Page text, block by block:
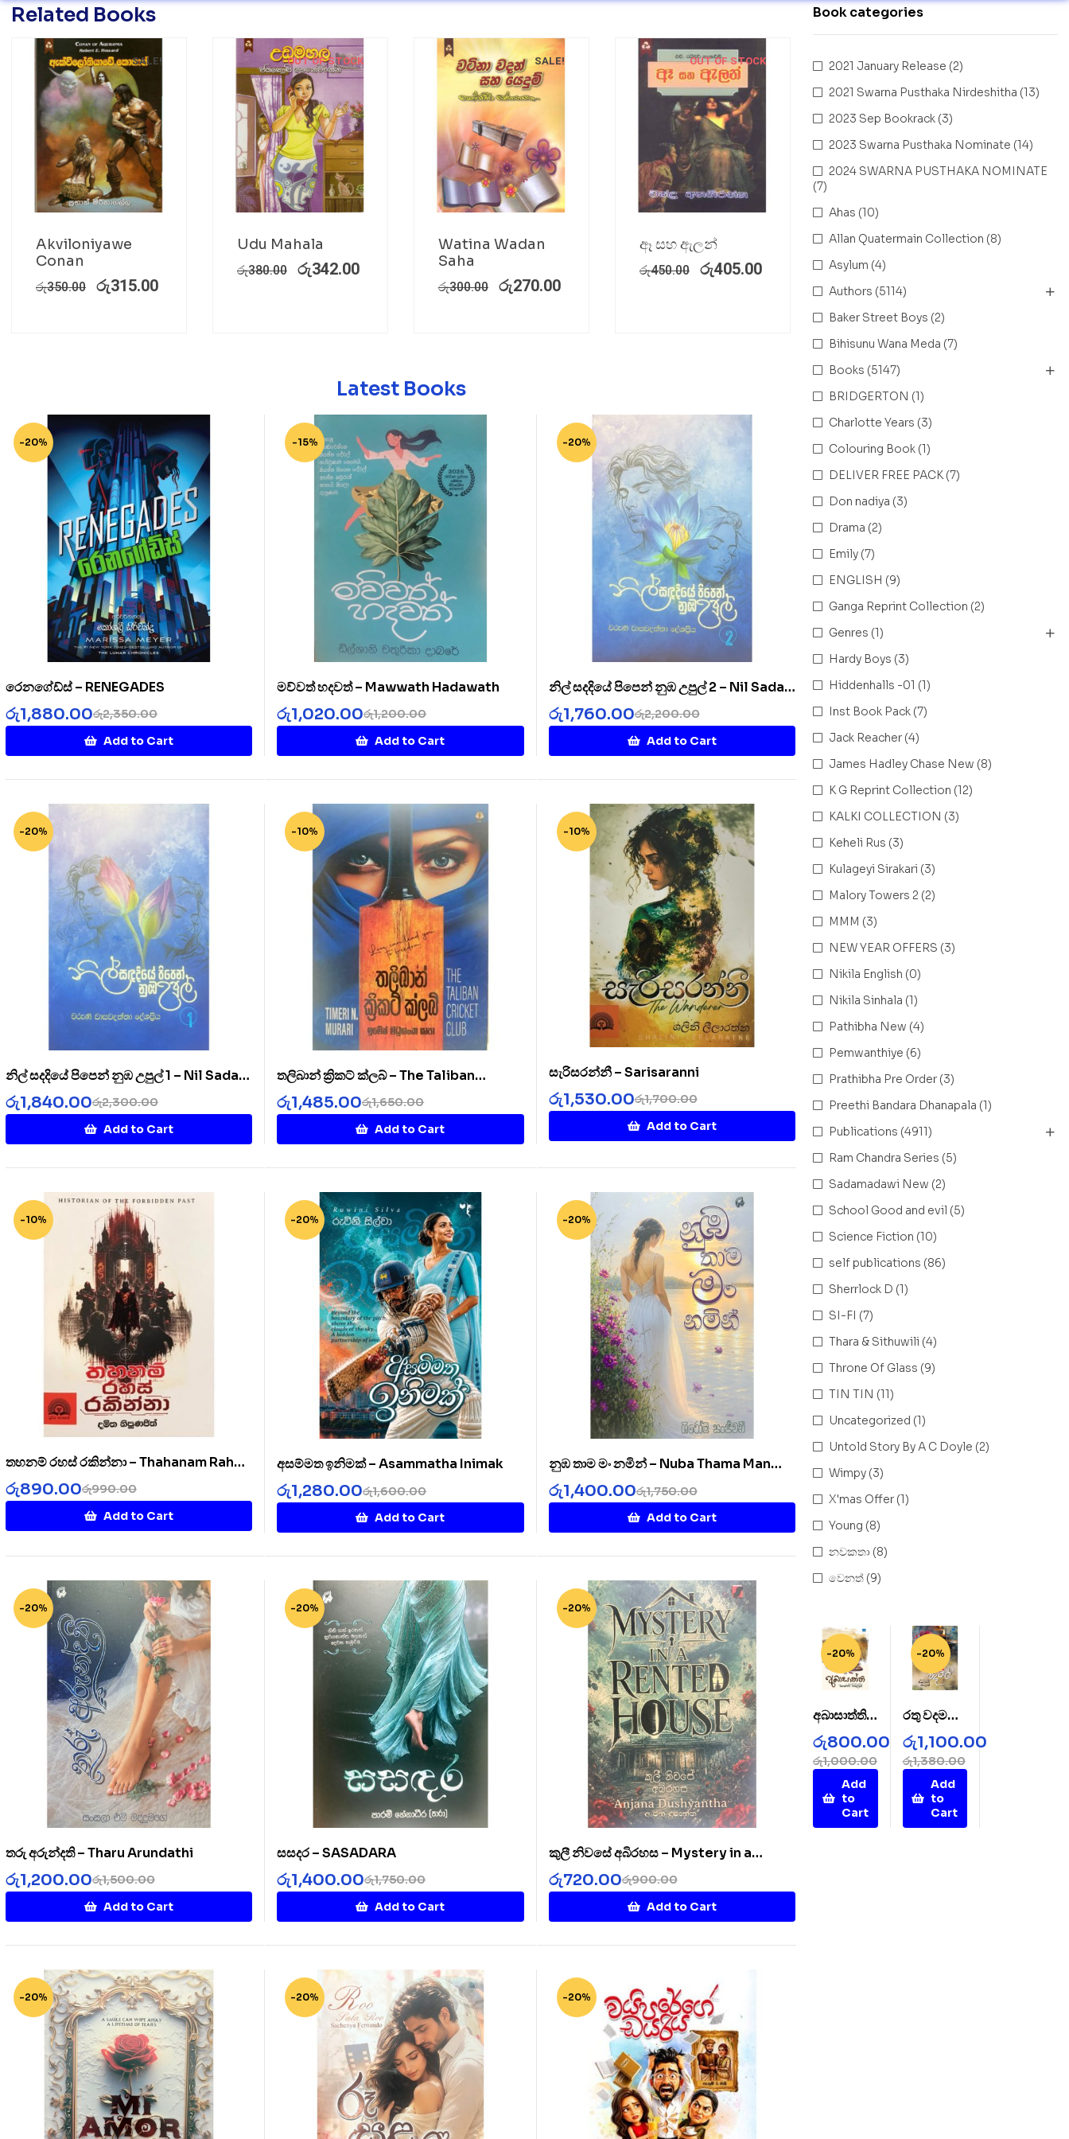
Related Books
SALE!
Akviloniyawe
Conan
රු350.00 රු315.00
OUT OF STOCK
Udu Mahala
රු380.00 රු342.00
SALE!
Watina Wadan
Saha
රු300.00 රු270.00
OUT OF STOCK
ඈ සහ ඇලන්
රු450.00 රු405.00
Latest Books
-20%
රෙනගේඩ්ස් – RENEGADES
රු2,350.00
රු1,880.00
Add to Cart
-15%
මව්වත් හදවත් – Mawwath Hadawath
රු1,200.00
රු1,020.00
Add to Cart
-20%
නිල් සදදියේ පිපෙන් නුඹ උපුල් 2 – Nil Sada
Diye 2
රු2,200.00
රු1,760.00
Add to Cart
-20%
නිල් සදදියේ පිපෙන් නුඹ උපුල් 1 – Nil Sada
Diye 1
රු2,300.00
රු1,840.00
Add to Cart
-10%
තලිබාන් ක්‍රිකට් ක්ලබ් – The Taliban
Cricket Clubරු1,650.00
රු1,485.00
Add to Cart
-10%
සැරිසරන්නී – Sarisaranni
රු1,700.00
රු1,530.00
Add to Cart
-10%
තහනම් රහස් රකින්නා – Thahanam Rahas
Rakinnaa
රු990.00
රු890.00
Add to Cart
-20%
අසම්මත ඉනිමක් – Asammatha Inimak
රු1,600.00
රු1,280.00
Add to Cart
-20%
නුඹ තාම මං නමින් – Nuba Thama Man
Namin
රු1,750.00
රු1,400.00
Add to Cart
-20%
තරු අරුන්දති – Tharu Arundathi
රු1,500.00
රු1,200.00
Add to Cart
-20%
සසදර – SASADARA
රු1,750.00
රු1,400.00
Add to Cart
-20%
කුලී නිවසේ අබිරහස – Mystery in a
Rented House
රු900.00
රු720.00
Add to Cart
-20% -20% -20%
Book categories
2021 January Release (2)
2021 Swarna Pusthaka Nirdeshitha (13)
2023 Sep Bookrack (3)
2023 Swarna Pusthaka Nominate (14)
2024 SWARNA PUSTHAKA NOMINATE
(7)
Ahas (10)
Allan Quatermain Collection (8)
Asylum (4)
Authors (5114)
Baker Street Boys (2)
Bihisunu Wana Meda (7)
Books (5147)
BRIDGERTON (1)
Charlotte Years (3)
Colouring Book (1)
DELIVER FREE PACK (7)
Don nadiya (3)
Drama (2)
Emily (7)
ENGLISH (9)
Ganga Reprint Collection (2)
Genres (1)
Hardy Boys (3)
Hiddenhalls -01 (1)
Inst Book Pack (7)
Jack Reacher (4)
James Hadley Chase New (8)
K G Reprint Collection (12)
KALKI COLLECTION (3)
Keheli Rus (3)
Kulageyi Sirakari (3)
Malory Towers 2 (2)
MMM (3)
NEW YEAR OFFERS (3)
Nikila English (0)
Nikila Sinhala (1)
Pathibha New (4)
Pemwanthiye (6)
Prathibha Pre Order (3)
Preethi Bandara Dhanapala (1)
Publications (4911)
Ram Chandra Series (5)
Sadamadawi New (2)
School Good and evil (5)
Science Fiction (10)
self publications (86)
Sherrlock D (1)
SI-FI (7)
Thara & Sithuwili (4)
Throne Of Glass (9)
TIN TIN (11)
Uncategorized (1)
Untold Story By A C Doyle (2)
Wimpy (3)
X'mas Offer (1)
Young (8)
නවකතා (8)
වෙනත් (9)
-20%
අබාසාත්ති –
AbaSatht
hi
රු1,000.00
රු800.00
Add
to
Cart
-20%
රතු වදමල් –
Rathu
Wada
Mal
රු1,380.00
රු1,100.00
Add
to
Cart